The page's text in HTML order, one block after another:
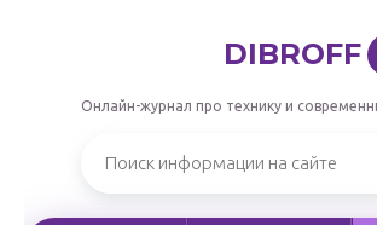
DIBROFF
Онлайн-журнал про технику и